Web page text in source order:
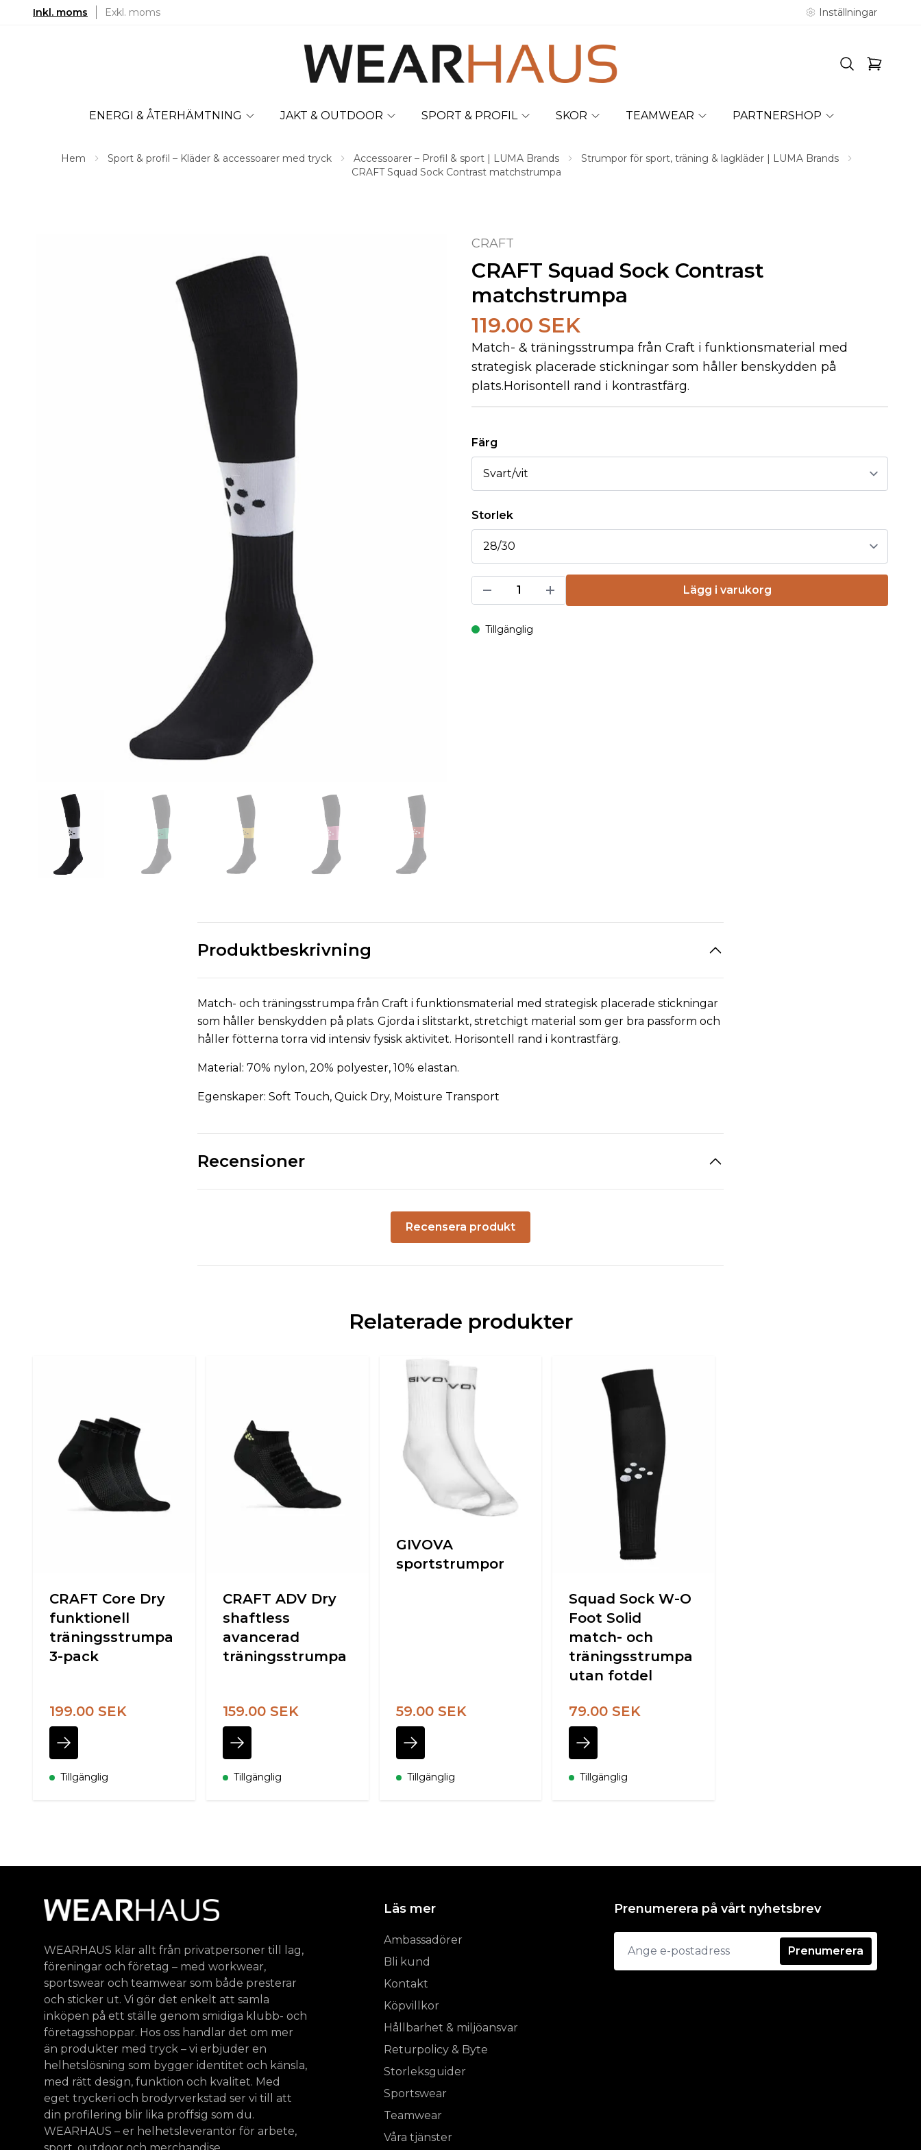
Inkl. moms Exkl. moms Inställningar
ENERGI & ÅTERHÄMTNING JAKT & OUTDOOR SPORT & PROFIL SKOR TEAMWEAR PARTNERSHOP
Hem Sport & profil – Kläder & accessoarer med tryck Accessoarer – Profil & sport | LUMA Brands
Strumpor för sport, träning & lagkläder | LUMA Brands
CRAFT Squad Sock Contrast matchstrumpa
CRAFT
CRAFT Squad Sock Contrast
matchstrumpa
119.00 SEK
Match- & träningsstrumpa från Craft i funktionsmaterial med
strategisk placerade stickningar som håller benskydden på
plats.Horisontell rand i kontrastfärg.
Färg
Storlek
Lägg i varukorg
Tillgänglig
Produktbeskrivning
Match- och träningsstrumpa från Craft i funktionsmaterial med strategisk placerade stickningar
som håller benskydden på plats. Gjorda i slitstarkt, stretchigt material som ger bra passform och
håller fötterna torra vid intensiv fysisk aktivitet. Horisontell rand i kontrastfärg.
Material: 70% nylon, 20% polyester, 10% elastan.
Egenskaper: Soft Touch, Quick Dry, Moisture Transport
Recensioner
Recensera produkt
Relaterade produkter
CRAFT Core Dry
funktionell
träningsstrumpa
3-pack
199.00 SEK
Tillgänglig
CRAFT ADV Dry
shaftless
avancerad
träningsstrumpa
159.00 SEK
Tillgänglig
GIVOVA
sportstrumpor
59.00 SEK
Tillgänglig
Squad Sock W-O
Foot Solid
match- och
träningsstrumpa
utan fotdel
79.00 SEK
Tillgänglig
WEARHAUS klär allt från privatpersoner till lag,
föreningar och företag – med workwear,
sportswear och teamwear som både presterar
och sticker ut. Vi gör det enkelt att samla
inköpen på ett ställe genom smidiga klubb- och
företagsshoppar. Hos oss handlar det om mer
än produkter med tryck – vi erbjuder en
helhetslösning som bygger identitet och känsla,
med rätt design, funktion och kvalitet. Med
eget tryckeri och brodyrverkstad ser vi till att
din profilering blir lika proffsig som du.
WEARHAUS – er helhetsleverantör för arbete,
Läs mer
Ambassadörer
Bli kund
Kontakt
Köpvillkor
Hållbarhet & miljöansvar
Returpolicy & Byte
Storleksguider
Sportswear
Teamwear
Våra tjänster
Prenumerera på vårt nyhetsbrev
Prenumerera